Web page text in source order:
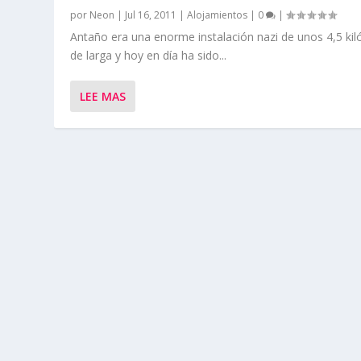
por Neon | Jul 16, 2011 |Alojamientos | 0 |
Antaño era una enorme instalación nazi de unos 4,5
de larga y hoy en día ha sido...
LEE MAS